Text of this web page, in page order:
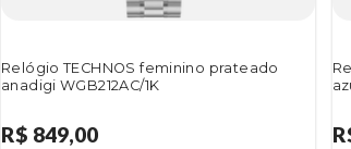
Relógio TECHNOS feminino prateado
anadigi WGB212AC/1K
R$ 849,00